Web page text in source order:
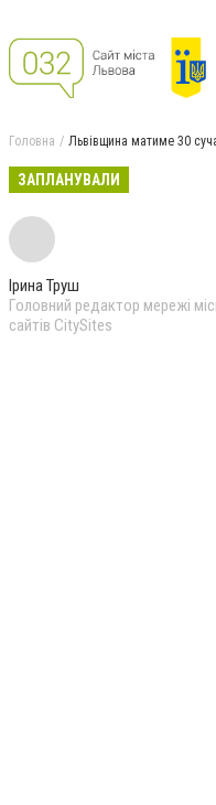
Головна Львівщина матиме 30
ЗАПЛАНУВАЛИ
Ірина Труш
Головний редактор мережі
сайтів CitySites